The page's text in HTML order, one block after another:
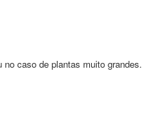
caso de plantas muito grandes.